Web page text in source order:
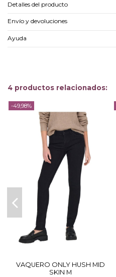
Detalles del producto
Envío y devoluciones
Ayuda
4 productos relacionados:
-49,98%
VAQUERO ONLY HUSH MID
SKIN M